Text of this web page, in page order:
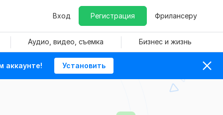
Вход Регистрация Фрилансеру
Аудио, видео, съемка Бизнес и жизнь
аккаунте! Установить